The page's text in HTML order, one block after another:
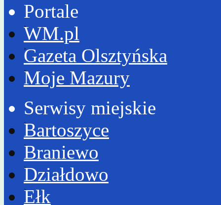
Portale
WM.pl
Gazeta Olsztyńska
Moje Mazury
Serwisy miejskie
Bartoszyce
Braniewo
Działdowo
Ełk